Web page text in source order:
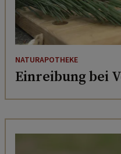
NATURAPOTHEKE
Einreibung bei